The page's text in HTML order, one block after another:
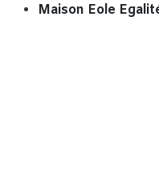
Maison Eole